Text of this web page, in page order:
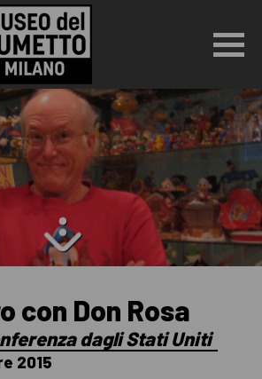
con Don Rosa
dagli Stati Uniti
2015